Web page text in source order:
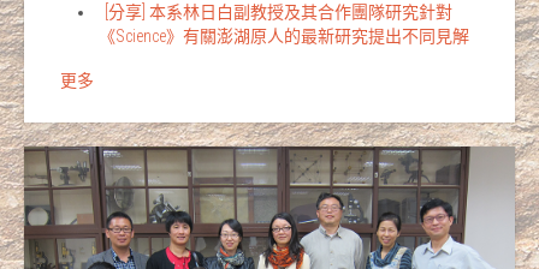
[分享] 本系林日白副教授及其合作團隊研究針對
《Science》有關澎湖原人的最新研究提出不同見解
更多